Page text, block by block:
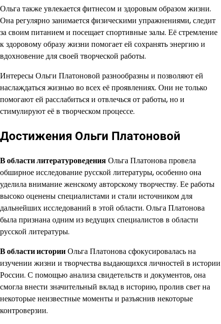
Ольга также увлекается фитнесом и здоровым образом жизни.
Она регулярно занимается физическими упражнениями, следит
за своим питанием и посещает спортивные залы. Её стремление
к здоровому образу жизни помогает ей сохранять энергию и
вдохновение для своей творческой работы.
Интересы Ольги Платоновой разнообразны и позволяют ей
наслаждаться жизнью во всех её проявлениях. Они не только
помогают ей расслабиться и отвлечься от работы, но и
стимулируют её в творческом процессе.
Достижения Ольги Платоновой
В области литературоведенияОльга Платонова провела
обширное исследование русской литературы, особенно она
уделила внимание женскому авторскому творчеству. Ее работы
высоко оценены специалистами и стали источником для
дальнейших исследований в этой области. Ольга Платонова
была признана одним из ведущих специалистов в области
русской литературы.
В области историиОльга Платонова сфокусировалась на
изучении жизни и творчества выдающихся личностей в истории
России. С помощью анализа свидетельств и документов, она
смогла внести значительный вклад в историю, пролив свет на
некоторые неизвестные моменты и разъяснив некоторые
контроверзии.